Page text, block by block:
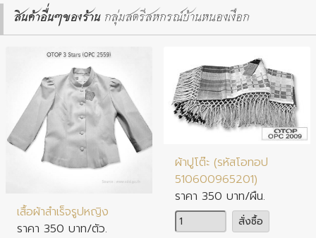
สินค้าอื่นๆของร้าน กลุ่มสตรีสหกรณ์บ้านหนองเงือก
ประเภทสินค้า : ผ้า เครื่องแต่งกาย
เสื้อผ้าสำเร็จรูปหญิง
ราคา 350 บาท/ตัว.
ประเภทสินค้า : ผ้า เครื่องแต่งกาย
ผ้าปูโต๊ะ (รหัสโอทอป
510600965201)
ราคา 350 บาท/ผืน.
จำนวน
สั่งซื้อ